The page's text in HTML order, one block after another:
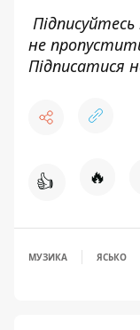
не
Підписатися
👍 🔥
МУЗИКА ЯСЬКО